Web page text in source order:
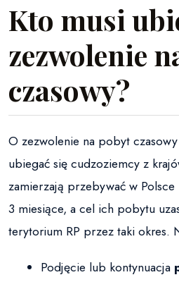
Kto musi
zezwolenie
czasowy?
O zezwolenie na pobyt
ubiegać się cudzoziemcy z
zamierzają przebywać w Polsce
3 miesiące, a cel ich pobytu
terytorium RP przez taki okres.
Podjęcie lub kontynuacja